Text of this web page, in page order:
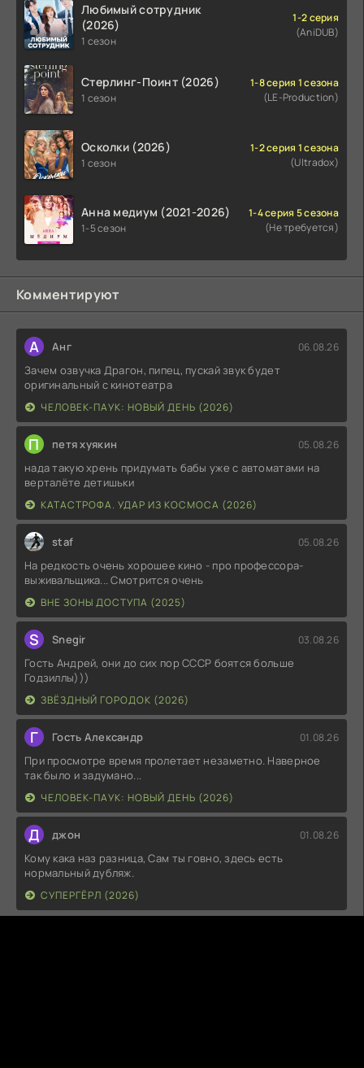
Любимый сотрудник
(2026)
1 сезон
1-2 серия
(AniDUB)
Стерлинг-Поинт (2026)
1 сезон
1-8 серия 1 сезона
(LE-Production)
Осколки (2026)
1 сезон
1-2 серия 1 сезона
(Ultradox)
Анна медиум (2021-2026)
1-5 сезон
1-4 серия 5 сезона
(Не требуется)
Комментируют
А Анг 06.08.26
Зачем озвучка Драгон, пипец, пускай звук будет
оригинальный с кинотеатра
ЧЕЛОВЕК-ПАУК: НОВЫЙ ДЕНЬ (2026)
П петя хуякин 05.08.26
нада такую хрень придумать бабы уже с автоматами на
верталёте детишьки
КАТАСТРОФА. УДАР ИЗ КОСМОСА (2026)
staf 05.08.26
На редкость очень хорошее кино - про профессора-
выживальщика... Смотрится очень
ВНЕ ЗОНЫ ДОСТУПА (2025)
S Snegir 03.08.26
Гость Андрей, они до сих пор СССР боятся больше
Годзиллы)))
ЗВЁЗДНЫЙ ГОРОДОК (2026)
Г Гость Александр 01.08.26
При просмотре время пролетает незаметно. Наверное
так было и задумано...
ЧЕЛОВЕК-ПАУК: НОВЫЙ ДЕНЬ (2026)
Д джон 01.08.26
Кому кака наз разница, Сам ты говно, здесь есть
нормальный дубляж.
СУПЕРГЁРЛ (2026)